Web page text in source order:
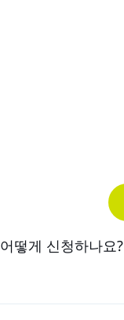
어떻게 신청하나요?